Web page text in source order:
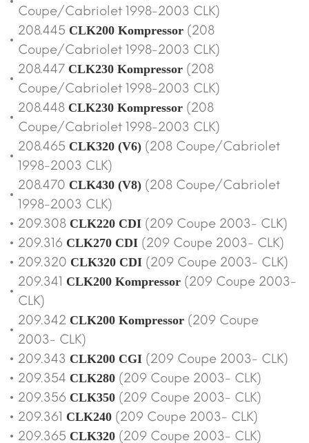
Coupe/Cabriolet 1998-2003 CLK)
208.445 CLK200 Kompressor (208
Coupe/Cabriolet 1998-2003 CLK)
208.447 CLK230 Kompressor (208
Coupe/Cabriolet 1998-2003 CLK)
208.448 CLK230 Kompressor (208
Coupe/Cabriolet 1998-2003 CLK)
208.465 CLK320 (V6) (208 Coupe/Cabriolet
1998-2003 CLK)
208.470 CLK430 (V8) (208 Coupe/Cabriolet
1998-2003 CLK)
209.308 CLK220 CDI (209 Coupe 2003- CLK)
209.316 CLK270 CDI (209 Coupe 2003- CLK)
209.320 CLK320 CDI (209 Coupe 2003- CLK)
209.341 CLK200 Kompressor (209 Coupe 2003-
CLK)
209.342 CLK200 Kompressor (209 Coupe
2003- CLK)
209.343 CLK200 CGI (209 Coupe 2003- CLK)
209.354 CLK280 (209 Coupe 2003- CLK)
209.356 CLK350 (209 Coupe 2003- CLK)
209.361 CLK240 (209 Coupe 2003- CLK)
209.365 CLK320 (209 Coupe 2003- CLK)